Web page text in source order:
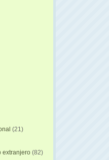
(21)
extranjero (82)